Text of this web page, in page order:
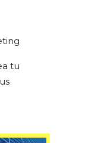
tu